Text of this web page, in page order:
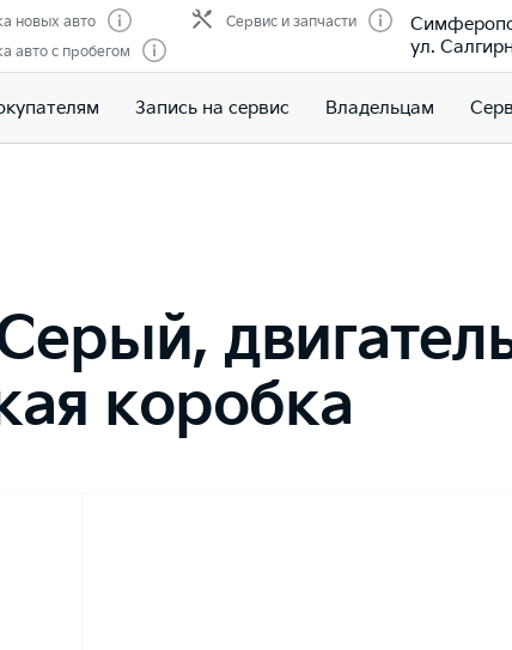
новых авто
авто с пробегом
Сервис и запчасти
ул.
Запись на сервис Владельцам
коробка